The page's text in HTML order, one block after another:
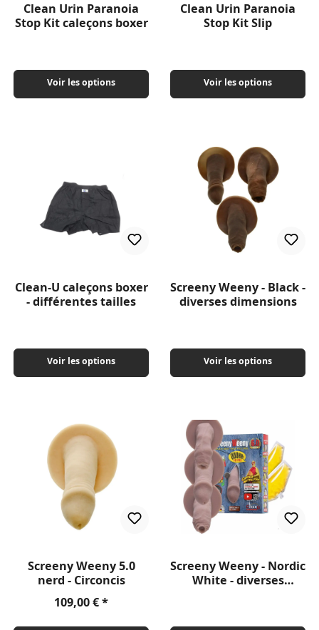
Clean Urin Paranoia
Stop Kit caleçons boxer
Voir les options
Clean Urin Paranoia
Stop Kit Slip
Voir les options
Clean-U caleçons boxer
- différentes tailles
Voir les options
Screeny Weeny - Black -
diverses dimensions
Voir les options
Screeny Weeny 5.0
nerd - Circoncis
Prix régulier :
109,00 €
Screeny Weeny - Nordic
White - diverses